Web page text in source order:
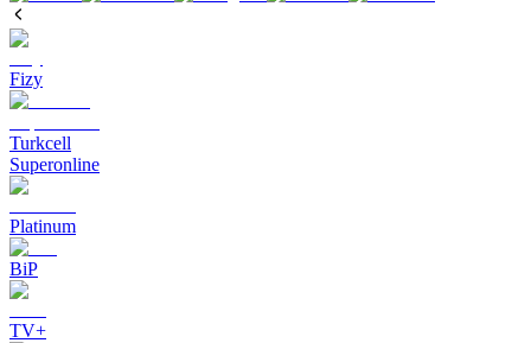
Fizy
Turkcell
Superonline
Platinum
BiP
TV+